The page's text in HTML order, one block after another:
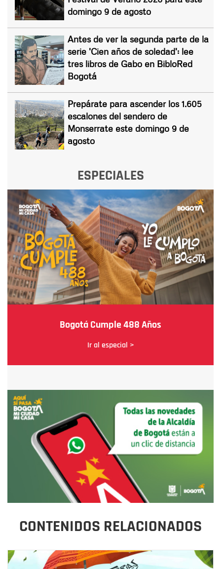
domingo 9 de agosto
Antes de ver la segunda parte de la
serie 'Cien años de soledad': lee
tres libros de Gabo en BibloRed
Bogotá
Prepárate para ascender los 1.605
escalones del sendero de
Monserrate este domingo 9 de
agosto
ESPECIALES
Bogotá Cumple 488 Años
Ir al especial >
CONTENIDOS RELACIONADOS